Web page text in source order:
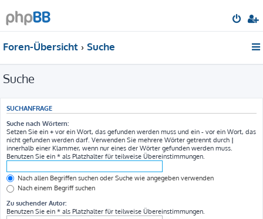
Foren-Übersicht Suche
Suche
SUCHANFRAGE
Suche nach Wörtern:
Setzen Sie ein + vor ein Wort, das gefunden werden muss und ein - vor ein Wort, das
nicht gefunden werden darf. Verwenden Sie mehrere Wörter getrennt durch |
innerhalb einer Klammer, wenn nur eines der Wörter gefunden werden muss.
Benutzen Sie ein * als Platzhalter für teilweise Übereinstimmungen.
Nach allen Begriffen suchen oder Suche wie angegeben verwenden
Nach einem Begriff suchen
Zu suchender Autor:
Benutzen Sie ein * als Platzhalter für teilweise Übereinstimmungen.